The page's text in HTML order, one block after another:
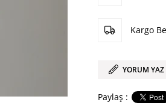
Kargo
YORUM YAZ